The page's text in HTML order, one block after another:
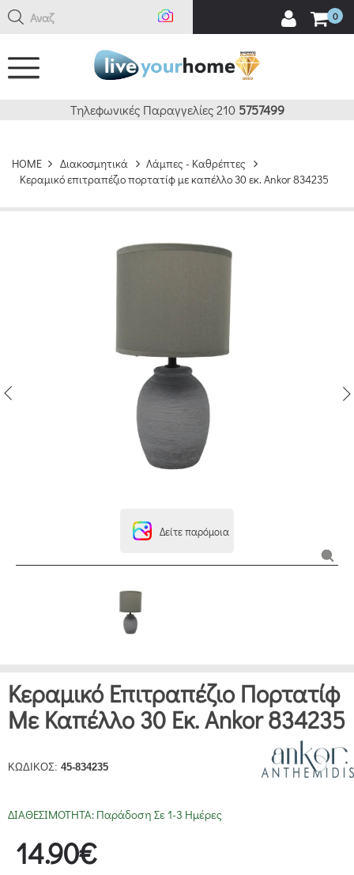
Αναζήτη 0
Τηλεφωνικές Παραγγελίες 210 5757499
HOME Διακοσμητικά
Λάμπες - Καθρέπτες
Κεραμικό επιτραπέζιο πορτατίφ με καπέλλο 30 εκ. Ankor 834235
Δείτε παρόμοια
Κεραμικό Επιτραπέζιο Πορτατίφ
Με Καπέλλο 30 Εκ. Ankor 834235
ΚΩΔΙΚΟΣ: 45-834235
ΔΙΑΘΕΣΙΜΟΤΗΤΑ: Παράδοση Σε 1-3 Ημέρες
14.90€